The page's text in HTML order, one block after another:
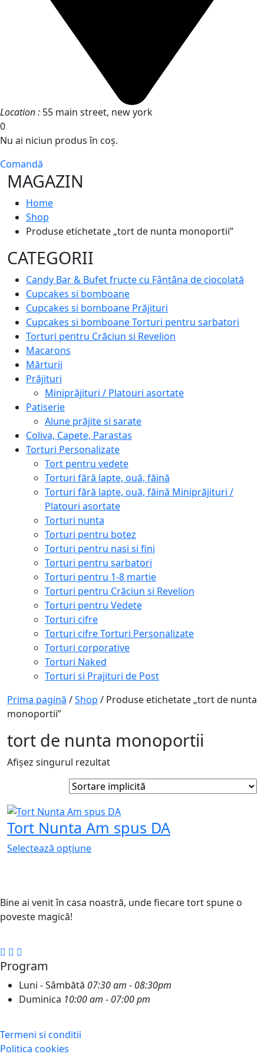
Location : 55 main street, new york
0
Nu ai niciun produs în coș.
Comandă
MAGAZIN
Home
Shop
Produse etichetate „tort de nunta monoportii”
CATEGORII
Candy Bar & Bufet fructe cu Fântâna de ciocolată
Cupcakes si bomboane
Cupcakes si bomboane Prăjituri
Cupcakes si bomboane Torturi pentru sarbatori
Torturi pentru Crăciun si Revelion
Macarons
Mărturii
Prăjituri
Miniprăjituri / Platouri asortate
Patiserie
Alune prăjite si sarate
Coliva, Capete, Parastas
Torturi Personalizate
Tort pentru vedete
Torturi fără lapte, ouă, făină
Torturi fără lapte, ouă, făină Miniprăjituri /
Platouri asortate
Torturi nunta
Torturi pentru botez
Torturi pentru nasi si fini
Torturi pentru sarbatori
Torturi pentru 1-8 martie
Torturi pentru Crăciun si Revelion
Torturi pentru Vedete
Torturi cifre
Torturi cifre Torturi Personalizate
Torturi corporative
Torturi Naked
Torturi si Prajituri de Post
Prima pagină /Shop / Produse etichetate „tort de nunta
monoportii”
tort de nunta monoportii
Afișez singurul rezultat
Tort Nunta Am spus DA
Selectează opțiune
Bine ai venit în casa noastră, unde fiecare tort spune o
poveste magică!
Program
Luni - Sâmbătă 07:30 am - 08:30pm
Duminica 10:00 am - 07:00 pm
Termeni si conditii
Politica cookies